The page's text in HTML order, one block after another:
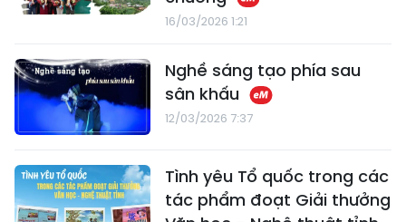
16/03/2026 1:21
Nghề sáng tạo phía sau
sân khấu
12/03/2026 7:37
Tình yêu Tổ quốc trong các
tác phẩm đoạt Giải thưởng